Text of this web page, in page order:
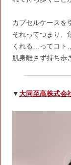
カプセルケースを
それってつまり、
くれる…ってコト
肌身離さず持ち歩
▼大同至高株式会